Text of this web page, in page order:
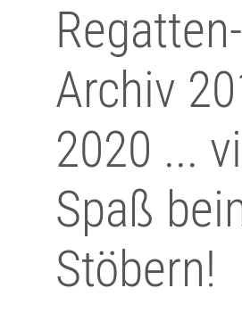
Regatten-
Archiv
2020 ...
Spaß
Stöbern!